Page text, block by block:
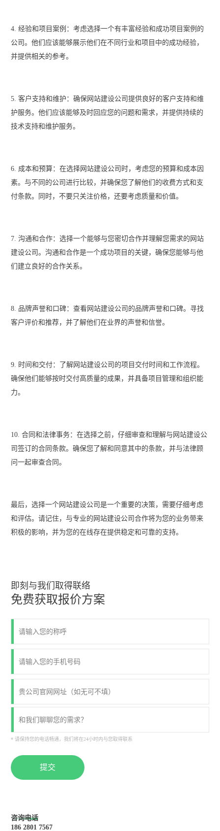
4. 经验和项目案例：考虑选择一个有丰富经验和成功项目案例的
公司。他们应该能够展示他们在不同行业和项目中的成功经验，
并提供相关的参考。
5. 客户支持和维护：确保网站建设公司提供良好的客户支持和维
护服务。他们应该能够及时回应您的问题和需求，并提供持续的
技术支持和维护服务。
6. 成本和预算：在选择网站建设公司时，考虑您的预算和成本因
素。与不同的公司进行比较，并确保您了解他们的收费方式和支
付条款。同时，不要只关注价格，还要考虑质量和价值。
7. 沟通和合作：选择一个能够与您密切合作并理解您需求的网站
建设公司。沟通和合作是一个成功项目的关键，确保您能够与他
们建立良好的合作关系。
8. 品牌声誉和口碑：查看网站建设公司的品牌声誉和口碑。寻找
客户评价和推荐，并了解他们在业界的声誉和信誉。
9. 时间和交付：了解网站建设公司的项目交付时间和工作流程。
确保他们能够按时交付高质量的成果，并具备项目管理和组织能
力。
10. 合同和法律事务：在选择之前，仔细审查和理解与网站建设公
司签订的合同条款。确保您了解和同意其中的条款，并与法律顾
问一起审查合同。
最后，选择一个网站建设公司是一个重要的决策，需要仔细考虑
和评估。请记住，与专业的网站建设公司合作将为您的业务带来
积极的影响，并为您的在线存在提供稳定和可靠的支持。
即刻与我们取得联络
免费获取报价方案
* 请保持您的电话畅通，我们将在24小时内与您取得联系
提交
咨询电话
186 2801 7567